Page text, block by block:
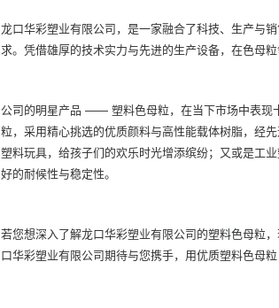
龙口华彩塑业有限公司，是一家融合了科技、生产与
求。凭借雄厚的技术实力与先进的生产设备，在色母
公司的明星产品 —— 塑料色母粒，在当下市场中表
粒，采用精心挑选的优质颜料与高性能载体树脂，经
塑料玩具，给孩子们的欢乐时光增添缤纷；又或是工
好的耐候性与稳定性。
若您想深入了解龙口华彩塑业有限公司的塑料色母粒
口华彩塑业有限公司期待与您携手，用优质塑料色母